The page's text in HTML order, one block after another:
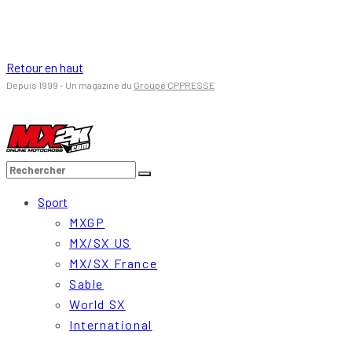
Retour en haut
Depuis 1999 - Un magazine du Groupe CPPRESSE
Sport
MXGP
MX/SX US
MX/SX France
Sable
World SX
International